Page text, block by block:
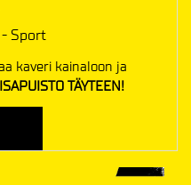
- Sport
kaveri kainaloon ja
TÄYTEEN!